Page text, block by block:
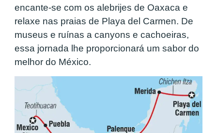
encante-se com os alebrijes de Oaxaca e
relaxe nas praias de Playa del Carmen. De
museus e ruínas a canyons e cachoeiras,
essa jornada lhe proporcionará um sabor do
melhor do México.